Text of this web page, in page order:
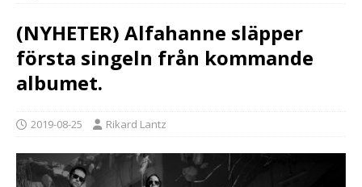
(NYHETER) Alfahanne släpper
första singeln från kommande
albumet.
2019-08-25 Rikard Lantz